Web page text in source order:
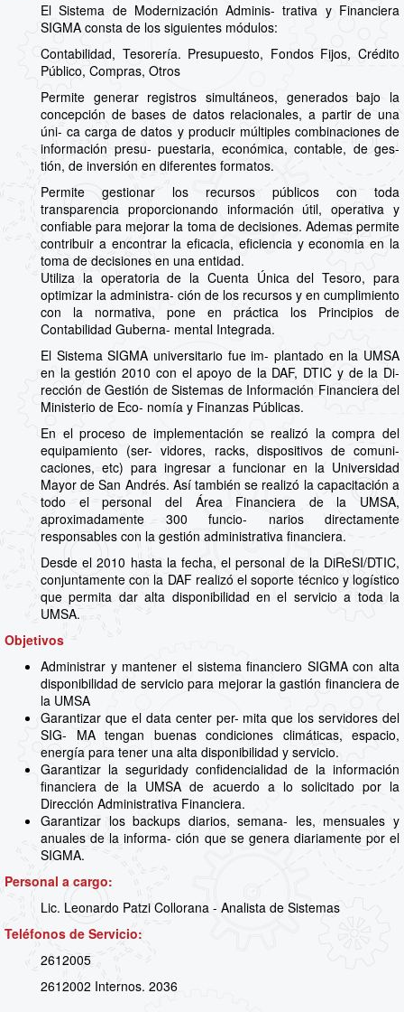
El Sistema de Modernización Adminis- trativa y Financiera
SIGMA consta de los siguientes módulos:
Contabilidad, Tesorería. Presupuesto, Fondos Fijos, Crédito
Público, Compras, Otros
Permite generar registros simultáneos, generados bajo la
concepción de bases de datos relacionales, a partir de una
úni- ca carga de datos y producir múltiples combinaciones de
información presu- puestaria, económica, contable, de ges-
tión, de inversión en diferentes formatos.
Permite gestionar los recursos públicos con toda
transparencia proporcionando información útil, operativa y
confiable para mejorar la toma de decisiones. Ademas permite
contribuir a encontrar la eficacia, eficiencia y economia en la
toma de decisiones en una entidad.
Utiliza la operatoria de la Cuenta Única del Tesoro, para
optimizar la administra- ción de los recursos y en cumplimiento
con la normativa, pone en práctica los Principios de
Contabilidad Guberna- mental Integrada.
El Sistema SIGMA universitario fue im- plantado en la UMSA
en la gestión 2010 con el apoyo de la DAF, DTIC y de la Di-
rección de Gestión de Sistemas de Información Financiera del
Ministerio de Eco- nomía y Finanzas Públicas.
En el proceso de implementación se realizó la compra del
equipamiento (ser- vidores, racks, dispositivos de comuni-
caciones, etc) para ingresar a funcionar en la Universidad
Mayor de San Andrés. Así también se realizó la capacitación a
todo el personal del Área Financiera de la UMSA,
aproximadamente 300 funcio- narios directamente
responsables con la gestión administrativa financiera.
Desde el 2010 hasta la fecha, el personal de la DiReSI/DTIC,
conjuntamente con la DAF realizó el soporte técnico y logístico
que permita dar alta disponibilidad en el servicio a toda la
UMSA.
Objetivos
Administrar y mantener el sistema financiero SIGMA con alta
disponibilidad de servicio para mejorar la gastión financiera de
la UMSA
Garantizar que el data center per- mita que los servidores del
SIG- MA tengan buenas condiciones climáticas, espacio,
energía para tener una alta disponibilidad y servicio.
Garantizar la seguridady confidencialidad de la información
financiera de la UMSA de acuerdo a lo solicitado por la
Dirección Administrativa Financiera.
Garantizar los backups diarios, semana- les, mensuales y
anuales de la informa- ción que se genera diariamente por el
SIGMA.
Personal a cargo:
Lic. Leonardo Patzi Collorana - Analista de Sistemas
Teléfonos de Servicio:
2612005
2612002 Internos. 2036